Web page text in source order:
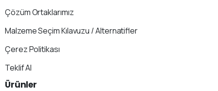
Çözüm Ortaklarımız
Malzeme Seçim Kılavuzu / Alternatifler
Çerez Politikası
Teklif Al
Ürünler